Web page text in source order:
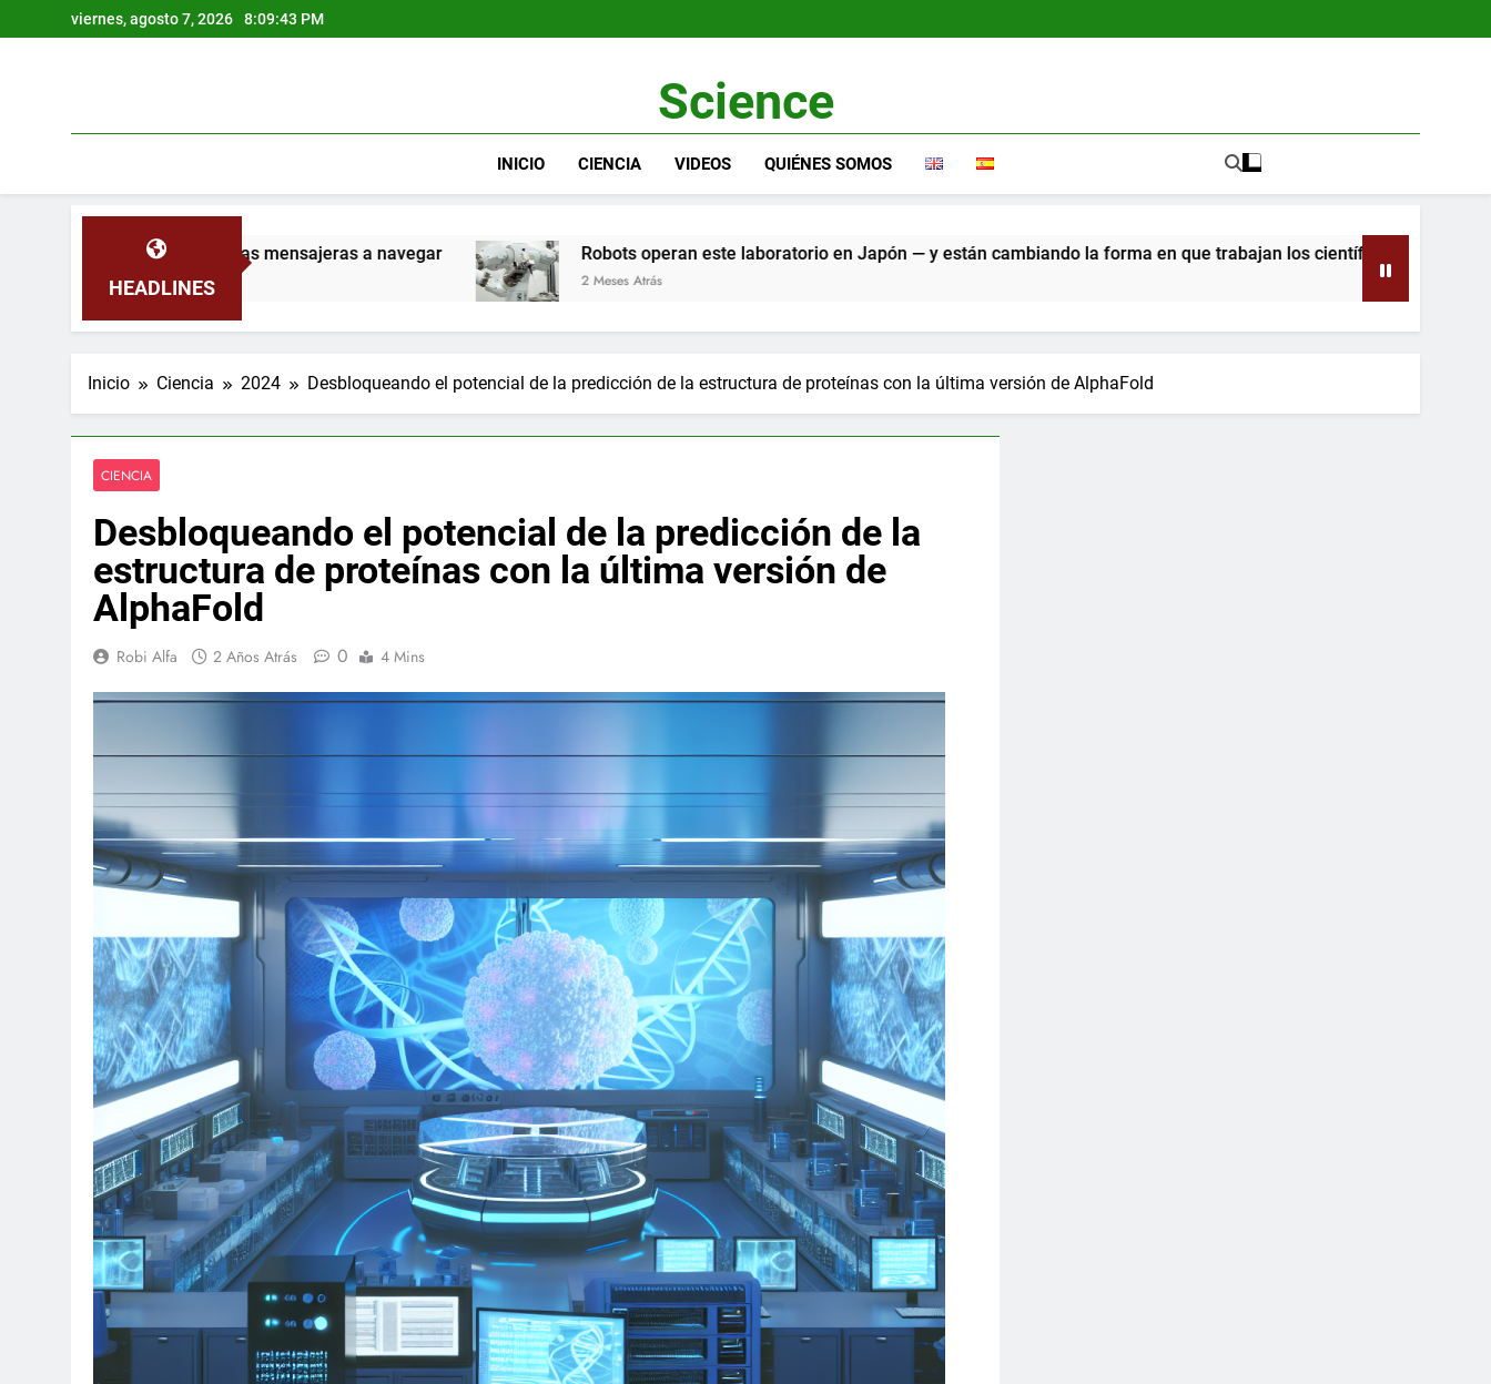
al
viernes, agosto 7, 2026 8:09:44 PM
Science
INICIO CIENCIA VIDEOS QUIÉNES SOMOS
HEADLINES
palomas mensajeras a navegar Robots operan este laboratorio en Japón — y están cambiando la forma en que trabajan los científicos
2 Meses Atrás 4 Meses Atrás
Inicio Ciencia 2024 Desbloqueando el potencial de la predicción de la estructura de proteínas con la última versión de AlphaFold
CIENCIA
Desbloqueando el potencial de la predicción de la
estructura de proteínas con la última versión de
AlphaFold
Robi Alfa 2 Años Atrás 0 4 Mins